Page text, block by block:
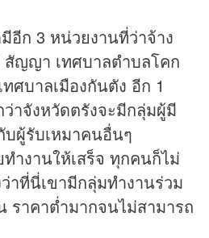
อีก 3 หน่วยงานที่ว่าจ้าง
ญญา เทศบาลตำบลโคก
บาลเมืองกันตัง อีก 1
าจังหวัดตรังจะมีกลุ่มผู้มี
ผู้รับเหมาคนอื่นๆ
ำงานให้เสร็จ ทุกคนก็ไม่
าที่นี่เขามีกลุ่มทำงานร่วม
าคาต่ำมากจนไม่สามารถ